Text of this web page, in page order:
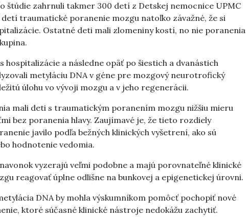
štúdie zahrnuli takmer 300 detí z Detskej nemocnice UPMC
traumatické poranenie mozgu natoľko závažné, že si
Ostatné deti mali zlomeniny kostí, no nie poranenia
hospitalizácie a následne opäť po šiestich a dvanástich
metyláciu DNA v géne pre mozgový neurotrofický
úlohu vo vývoji mozgu a v jeho regenerácii.
mali deti s traumatickým poranením mozgu nižšiu mieru
bez poranenia hlavy. Zaujímavé je, že tieto rozdiely
javilo podľa bežných klinických vyšetrení, ako sú
hodnotenie vedomia.
vyzerajú veľmi podobne a majú porovnateľné klinické
reagovať úplne odlišne na bunkovej a epigenetickej úrovni.
DNA by mohla výskumníkom pomôcť pochopiť nové
ktoré súčasné klinické nástroje nedokážu zachytiť.